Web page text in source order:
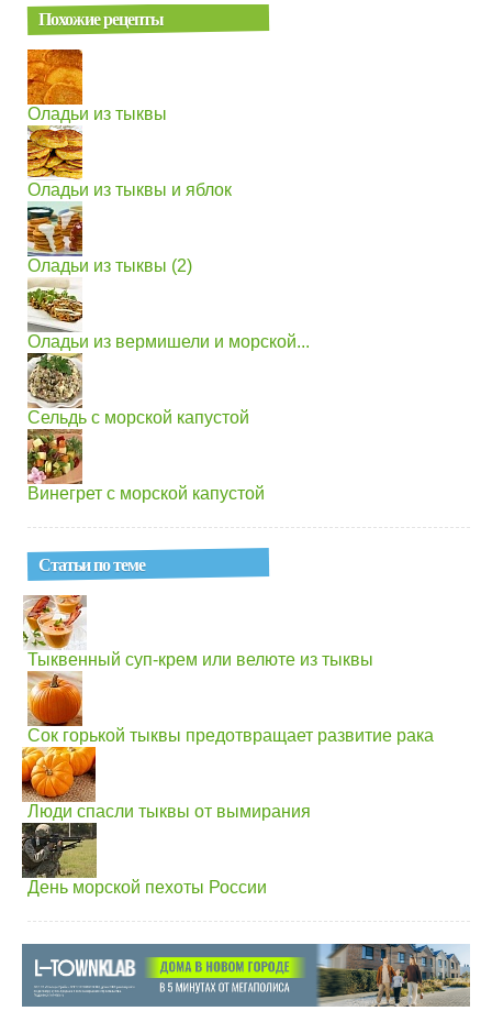
Похожие рецепты
Оладьи из тыквы
Оладьи из тыквы и яблок
Оладьи из тыквы (2)
Оладьи из вермишели и морской...
Сельдь с морской капустой
Винегрет с морской капустой
Статьи по теме
Тыквенный суп-крем или велюте из тыквы
Сок горькой тыквы предотвращает развитие рака
Люди спасли тыквы от вымирания
День морской пехоты России